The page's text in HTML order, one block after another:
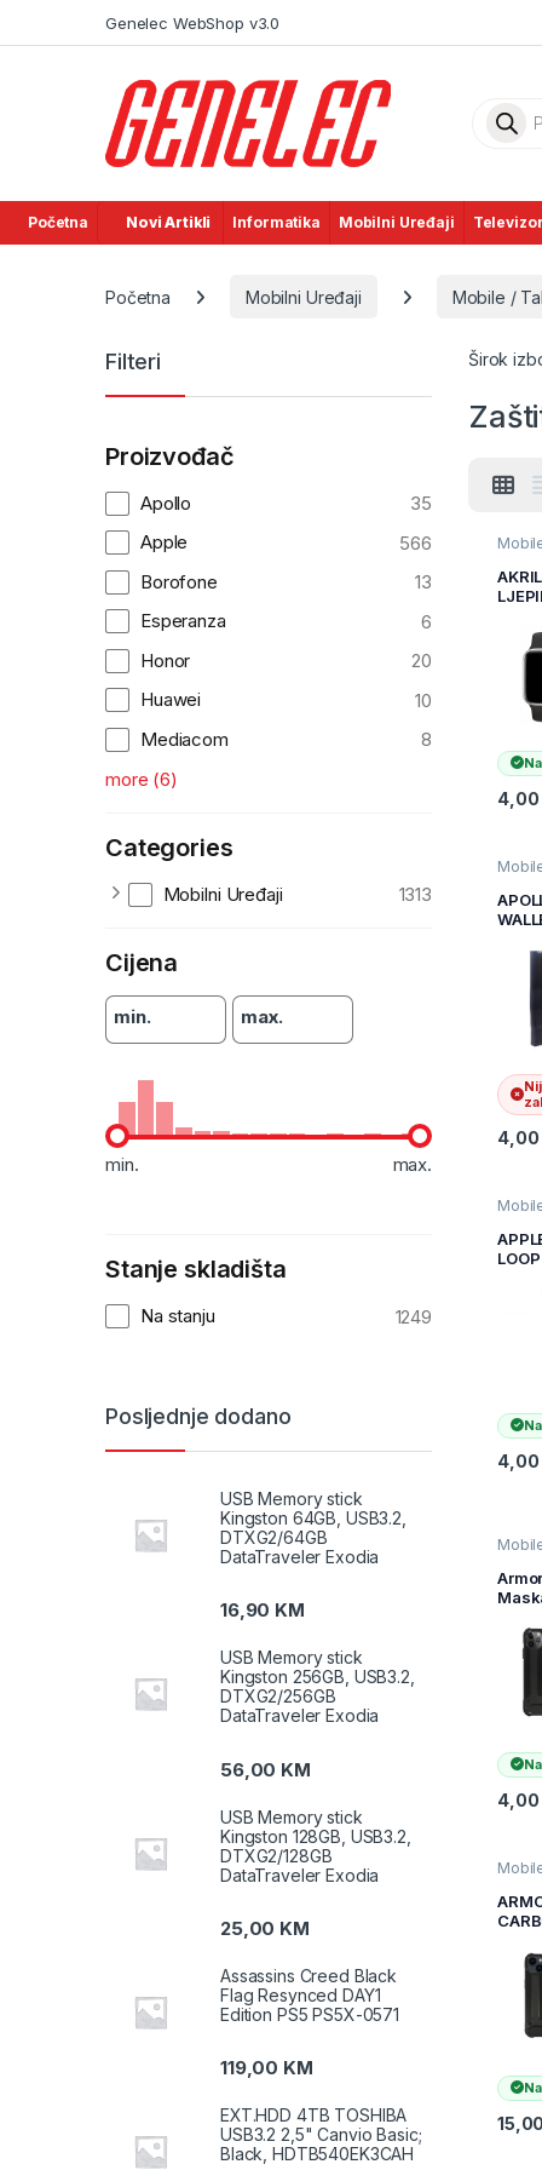
Genelec WebShop v3.0
Početna Novi Artikli Informatika Mobilni Uređaji
Početna Mobilni Uređaji Mobile /
Širok
4/5/
MM
4,00
Uređaji
4,00
4,00
Uređaji
Max
4,00
CRNA
15,00
Filteri
Proizvođač
Apollo
35
Apple
566
Borofone
13
Esperanza
6
Honor
20
Huawei
10
Mediacom
8
more (6)
Categories
Mobilni Uređaji 1313
Cijena
min. max.
min. max.
Stanje skladišta
Na stanju 1249
Posljednje dodano
USB Memory stick
Kingston 64GB, USB3.2,
DTXG2/64GB
DataTraveler Exodia
16,90 KM
USB Memory stick
Kingston 256GB, USB3.2,
DTXG2/256GB
DataTraveler Exodia
56,00 KM
USB Memory stick
Kingston 128GB, USB3.2,
DTXG2/128GB
DataTraveler Exodia
25,00 KM
Assassins Creed Black
Flag Resynced DAY1
Edition PS5 PS5X-0571
119,00 KM
EXT.HDD 4TB TOSHIBA
USB3.2 2,5" Canvio Basic;
Black, HDTB540EK3CAH